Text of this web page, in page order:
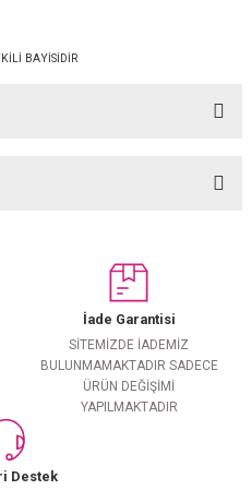
BAYİSİDİR
İade Garantisi
SİTEMİZDE İADEMİZ
BULUNMAMAKTADIR SADECE
ÜRÜN DEĞİŞİMİ
YAPILMAKTADIR
Destek